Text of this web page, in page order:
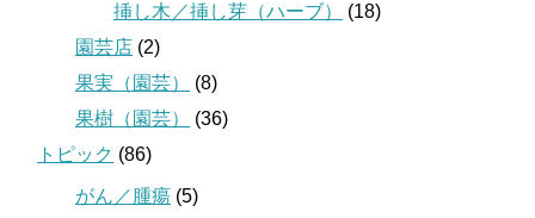
挿し木／挿し芽（ハーブ）
(18)
園芸店 (2)
果実（園芸）
(8)
果樹（園芸）
(36)
トピック (86)
がん／腫瘍 (5)